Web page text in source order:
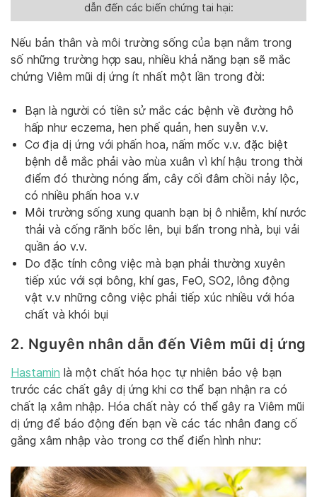
dẫn đến các biến chứng tai hại:
Nếu bản thân và môi trường sống của bạn nằm trong
số những trường hợp sau, nhiều khả năng bạn sẽ mắc
chứng Viêm mũi dị ứng ít nhất một lần trong đời:
Bạn là người có tiền sử mắc các bệnh về đường hô
hấp như eczema, hen phế quản, hen suyễn v.v.
Cơ địa dị ứng với phấn hoa, nấm mốc v.v. đặc biệt
bệnh dễ mắc phải vào mùa xuân vì khí hậu trong thời
điểm đó thường nóng ẩm, cây cối đâm chồi nảy lộc,
có nhiều phấn hoa v.v
Môi trường sống xung quanh bạn bị ô nhiễm, khí nước
thải và cống rãnh bốc lên, bụi bẩn trong nhà, bụi vải
quần áo v.v.
Do đặc tính công việc mà bạn phải thường xuyên
tiếp xúc với sợi bông, khí gas, FeO, SO2, lông động
vật v.v những công việc phải tiếp xúc nhiều với hóa
chất và khói bụi
2. Nguyên nhân dẫn đến Viêm mũi dị ứng
Hastamin là một chất hóa học tự nhiên bảo vệ bạn
trước các chất gây dị ứng khi cơ thể bạn nhận ra có
chất lạ xâm nhập. Hóa chất này có thể gây ra Viêm mũi
dị ứng để báo động đến bạn về các tác nhân đang cố
gắng xâm nhập vào trong cơ thể điển hình như: